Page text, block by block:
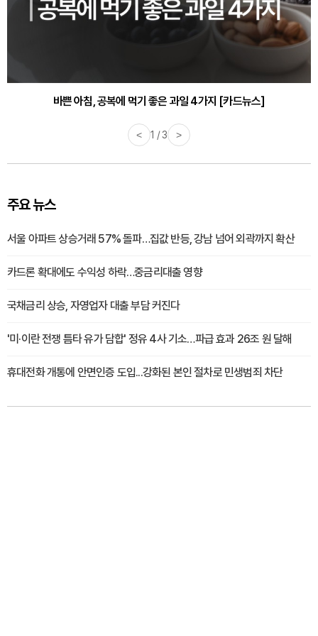
바쁜 아침, 공복에 먹기 좋은 과일 4가지 [카드뉴스]
< 1 / 3 >
주요 뉴스
서울 아파트 상승거래 57% 돌파…집값 반등, 강남 넘어 외곽까지 확산
카드론 확대에도 수익성 하락…중금리대출 영향
국채금리 상승, 자영업자 대출 부담 커진다
'미·이란 전쟁 틈타 유가 담합' 정유 4사 기소…파급 효과 26조 원 달해
휴대전화 개통에 안면인증 도입...강화된 본인 절차로 민생범죄 차단